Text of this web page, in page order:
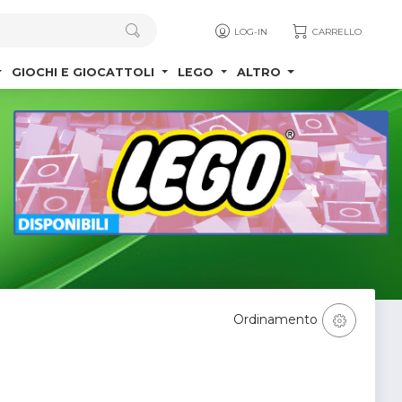
LOG-IN CARRELLO
GIOCHI E GIOCATTOLI LEGO ALTRO
Ordinamento